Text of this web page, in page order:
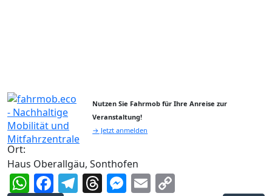
Nutzen Sie Fahrmob für Ihre Anreise zur
Veranstaltung!
→ Jetzt anmelden
Ort:
Haus Oberallgäu, Sonthofen
WhatsApp
Facebook
Telegram
Threads
Messenger
Email